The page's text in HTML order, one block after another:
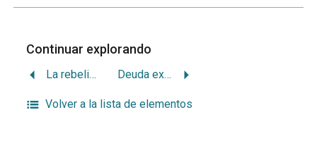
Continuar explorando
La rebelión contra los fines en nombre de los medios Deuda externa y deuda ecológica
Volver a la lista de elementos